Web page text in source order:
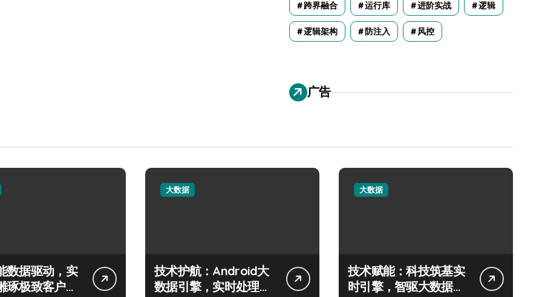
跨界融合 运行库 进阶实战 逻辑
逻辑架构 防注入 风控
广告
数据驱动，实
琢极致客户服
大数据
技术护航：Android大
数据引擎，实时处理引
大数据
技术赋能：科技筑基实
时引擎，智驱大数据秒